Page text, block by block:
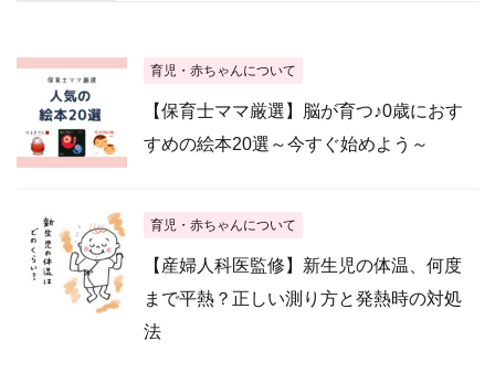
育児・赤ちゃんについて
【保育士ママ厳選】脳が育つ♪0歳におす
すめの絵本20選～今すぐ始めよう～
育児・赤ちゃんについて
【産婦人科医監修】新生児の体温、何度
まで平熱？正しい測り方と発熱時の対処
法